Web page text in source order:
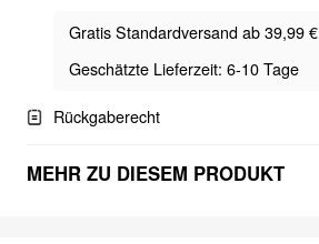
Gratis Standardversand ab 39,99 €
Geschätzte Lieferzeit: 6-10 Tage
Rückgaberecht
MEHR ZU DIESEM PRODUKT